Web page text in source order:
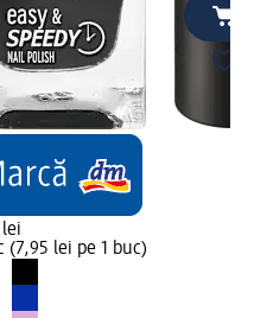
lei
(7,95 lei pe 1 buc)